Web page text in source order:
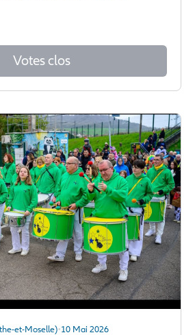
Votes clos
et-Moselle) 10 Mai 2026